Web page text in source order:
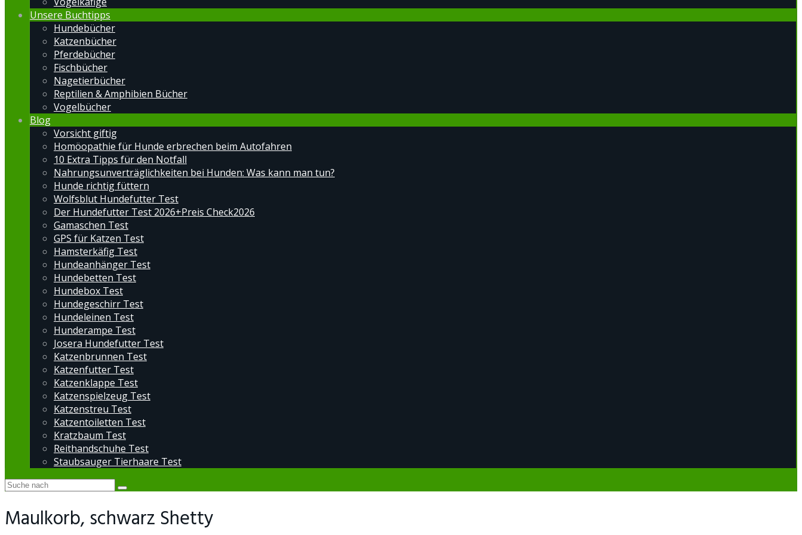
Unsere Buchtipps
Hundebücher
Katzenbücher
Pferdebücher
Fischbücher
Nagetierbücher
Reptilien & Amphibien Bücher
Vogelbücher
Blog
Vorsicht giftig
Homöopathie für Hunde erbrechen beim Autofahren
10 Extra Tipps für den Notfall
Nahrungsunverträglichkeiten bei Hunden: Was kann man tun?
Hunde richtig füttern
Wolfsblut Hundefutter Test
Der Hundefutter Test 2026+Preis Check2026
Gamaschen Test
GPS für Katzen Test
Hamsterkäfig Test
Hundeanhänger Test
Hundebetten Test
Hundebox Test
Hundegeschirr Test
Hundeleinen Test
Hunderampe Test
Josera Hundefutter Test
Katzenbrunnen Test
Katzenfutter Test
Katzenklappe Test
Katzenspielzeug Test
Katzenstreu Test
Katzentoiletten Test
Kratzbaum Test
Reithandschuhe Test
Staubsauger Tierhaare Test
Maulkorb, schwarz Shetty